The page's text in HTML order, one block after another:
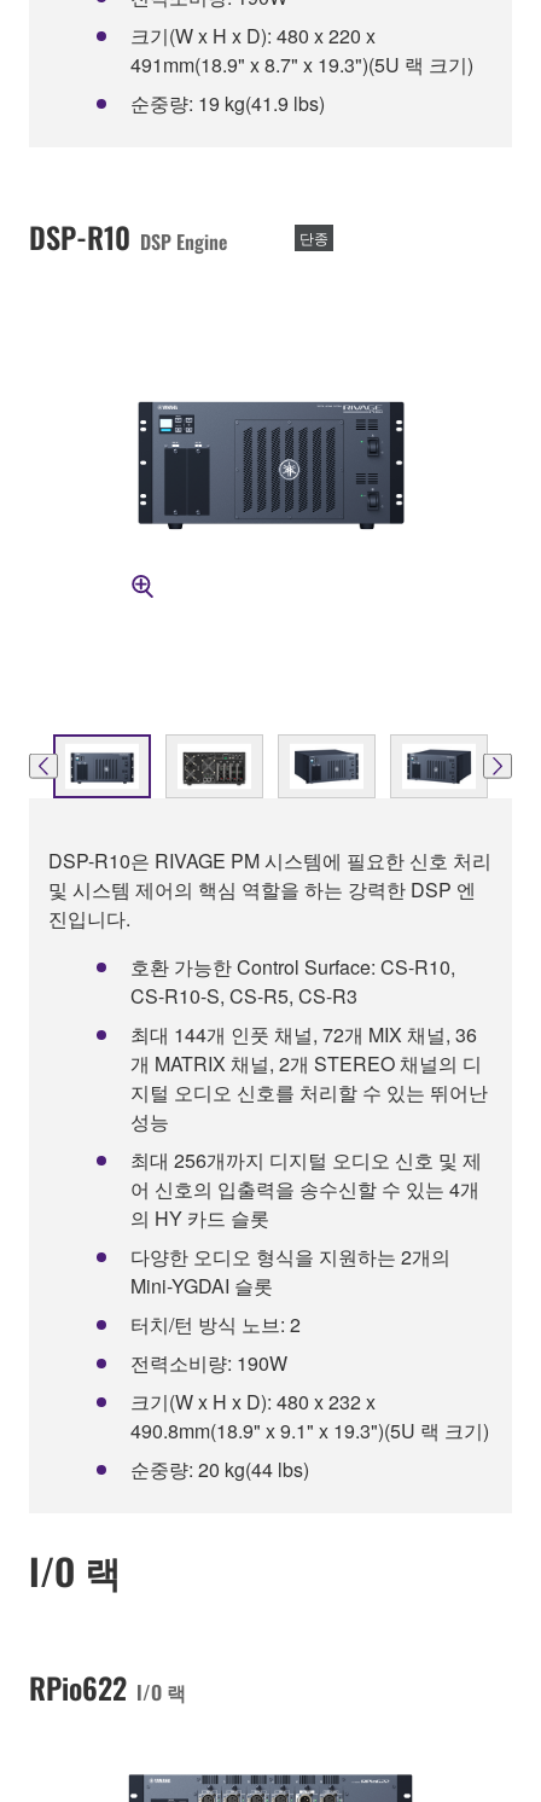
크기(W x H x D): 480 x 220 x
491mm(18.9" x 8.7" x 19.3")(5U 랙 크기)
순중량: 19 kg(41.9 lbs)
DSP-R10 DSP Engine 단종
DSP-R10은 RIVAGE PM 시스템에 필요한 신호 처리
및 시스템 제어의 핵심 역할을 하는 강력한 DSP 엔
진입니다.
호환 가능한 Control Surface: CS-R10,
CS-R10-S, CS-R5, CS-R3
최대 144개 인풋 채널, 72개 MIX 채널, 36
개 MATRIX 채널, 2개 STEREO 채널의 디
지털 오디오 신호를 처리할 수 있는 뛰어난
성능
최대 256개까지 디지털 오디오 신호 및 제
어 신호의 입출력을 송수신할 수 있는 4개
의 HY 카드 슬롯
다양한 오디오 형식을 지원하는 2개의
Mini-YGDAI 슬롯
터치/턴 방식 노브: 2
전력소비량: 190W
크기(W x H x D): 480 x 232 x
490.8mm(18.9" x 9.1" x 19.3")(5U 랙 크기)
순중량: 20 kg(44 lbs)
I/O 랙
RPio622 I/O 랙